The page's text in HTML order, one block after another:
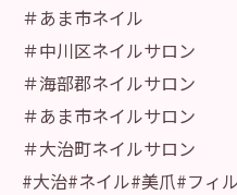
＃あま市ネイル
＃中川区ネイルサロン
＃海部郡ネイルサロン
＃あま市ネイルサロン
＃大治町ネイルサロン
#大治#ネイル#美爪#フィ